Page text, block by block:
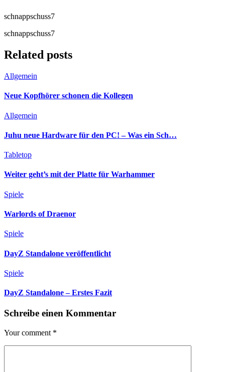
schnappschuss7
schnappschuss7
Related posts
Allgemein
Neue Kopfhörer schonen die Kollegen
Allgemein
Juhu neue Hardware für den PC! – Was ein Sch…
Tabletop
Weiter geht’s mit der Platte für Warhammer
Spiele
Warlords of Draenor
Spiele
DayZ Standalone veröffentlicht
Spiele
DayZ Standalone – Erstes Fazit
Schreibe einen Kommentar
Your comment *